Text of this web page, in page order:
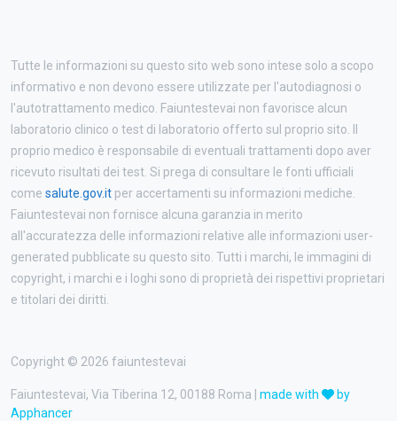
Tutte le informazioni su questo sito web sono intese solo a scopo
informativo e non devono essere utilizzate per l'autodiagnosi o
l'autotrattamento medico. Faiuntestevai non favorisce alcun
laboratorio clinico o test di laboratorio offerto sul proprio sito. Il
proprio medico è responsabile di eventuali trattamenti dopo aver
ricevuto risultati dei test. Si prega di consultare le fonti ufficiali
come salute.gov.it per accertamenti su informazioni mediche.
Faiuntestevai non fornisce alcuna garanzia in merito
all'accuratezza delle informazioni relative alle informazioni user-
generated pubblicate su questo sito. Tutti i marchi, le immagini di
copyright, i marchi e i loghi sono di proprietà dei rispettivi proprietari
e titolari dei diritti.
Copyright © 2026 faiuntestevai
Faiuntestevai, Via Tiberina 12, 00188 Roma | made with
by
Apphancer